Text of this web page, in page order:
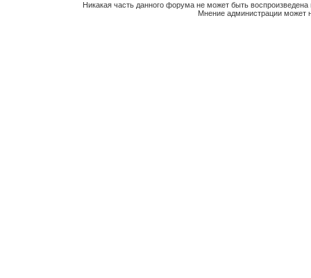
Никакая часть данного форума не может быть
Мнение администрации может